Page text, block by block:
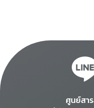
ศูนย์สา